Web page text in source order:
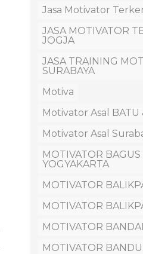
Jasa Motivator
JASA MOTIVATOR
JOGJA
JASA TRAINING
SURABAYA
Motiva
Motivator Asal BATU
Motivator Asal
MOTIVATOR BAGUS
YOGYAKARTA
MOTIVATOR
MOTIVATOR
MOTIVATOR
MOTIVATOR